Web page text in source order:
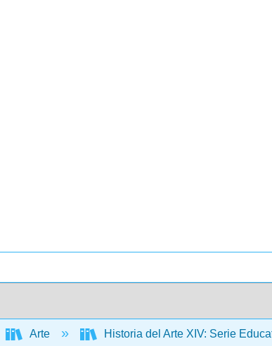
Arte Historia del Arte XIV: Serie